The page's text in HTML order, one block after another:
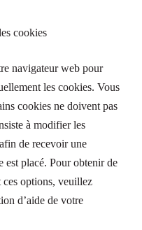
cookies
navigateur web pour
les cookies. Vous
cookies ne doivent pas
à modifier les
de recevoir une
est placé. Pour obtenir de
options, veuillez
d’aide de votre